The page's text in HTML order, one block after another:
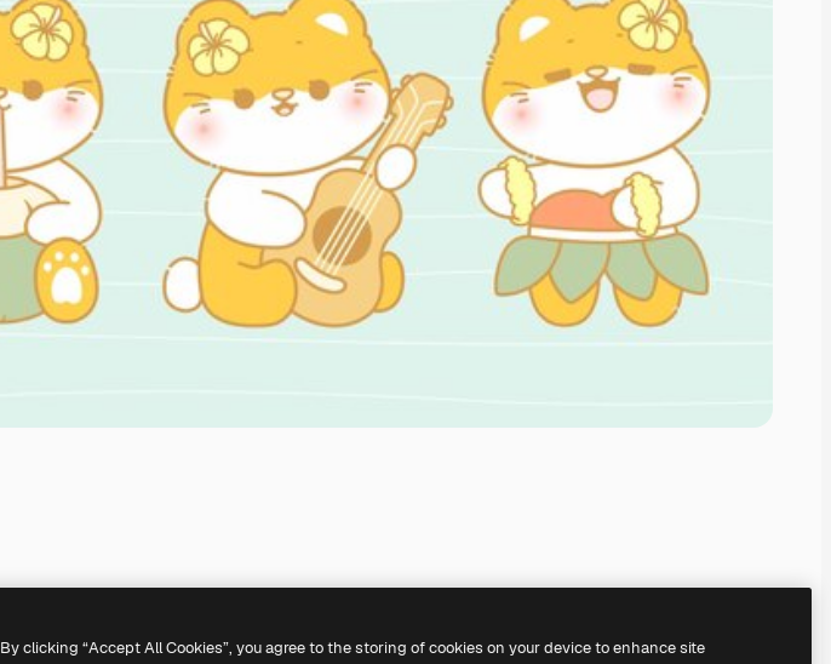
By clicking “Accept All Cookies”, you agree to the storing of cookies on your device to enhance site